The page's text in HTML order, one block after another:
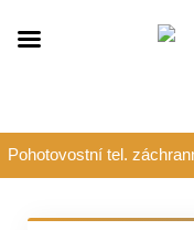
Pohotovostní tel.